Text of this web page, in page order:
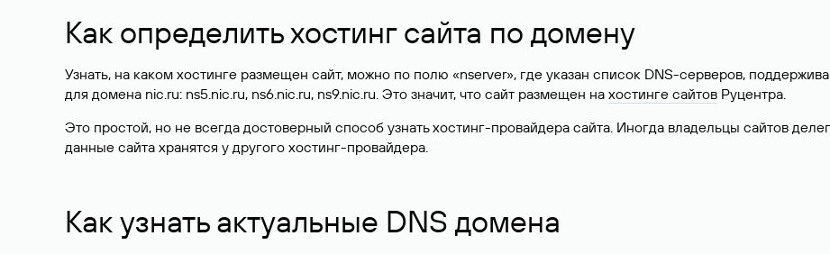
Как определить хостинг сайта по домену
Узнать, на каком хостинге размещен сайт, можно по полю «nserver», где указан список DNS-серверов,
для домена nic.ru: ns5.nic.ru, ns6.nic.ru, ns9.nic.ru. Это значит, что сайт размещен на хостинге сайтов Руцентра.
Это простой, но не всегда достоверный способ узнать хостинг-провайдера сайта. Иногда владельцы сайтов
данные сайта хранятся у другого хостинг-провайдера.
Как узнать актуальные DNS домена